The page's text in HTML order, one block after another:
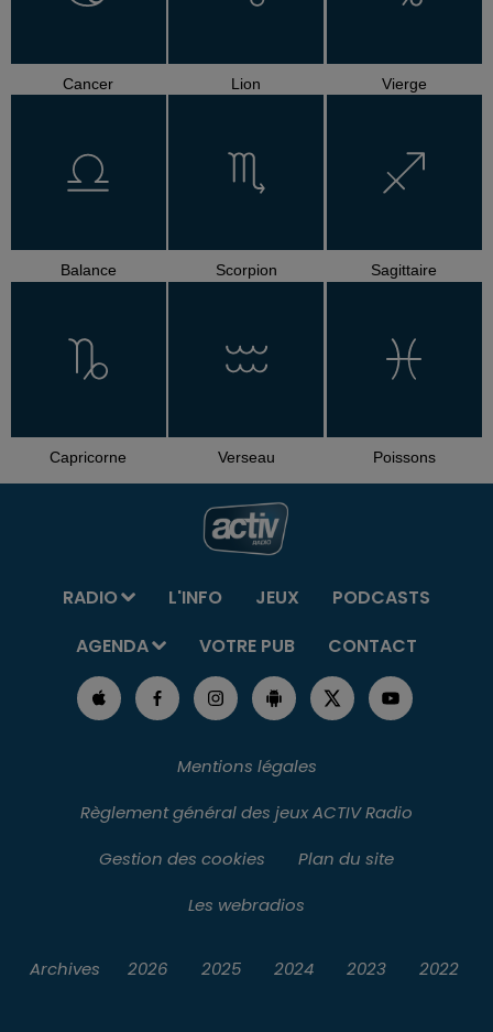
Cancer Lion Vierge
Balance Scorpion Sagittaire
Capricorne Verseau Poissons
RADIO L'INFO JEUX
PODCASTS
AGENDA
VOTRE PUB CONTACT
Mentions légales
Règlement général des jeux ACTIV Radio
Gestion des cookies
Plan du site
Les webradios
Archives 2026 2025 2024 2023 2022